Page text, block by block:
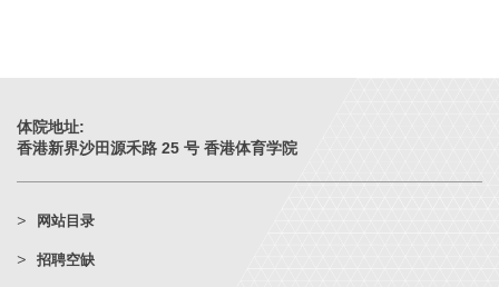
体院地址:
香港新界沙田源禾路 25 号 香港体育学院
网站目录
招聘空缺